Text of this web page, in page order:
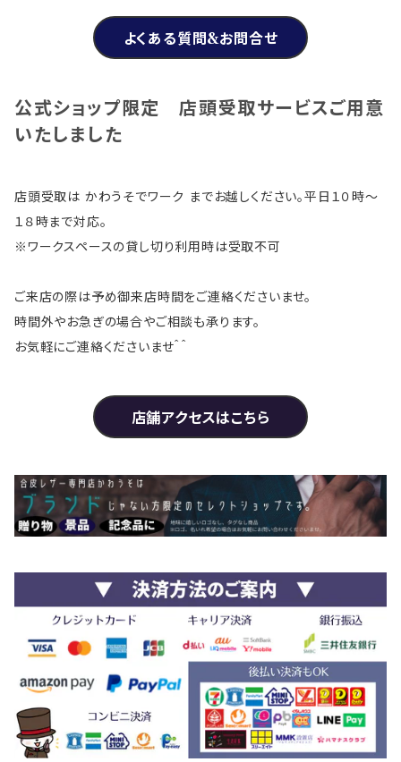
よくある質問&お問合せ
公式ショップ限定 店頭受取サービスご用意
いたしました
店頭受取は かわうそでワーク までお越しください。平日１０時～
１８時まで対応。
※ワークスペースの貸し切り利用時は受取不可
ご来店の際は予め御来店時間をご連絡くださいませ。
時間外やお急ぎの場合やご相談も承ります。
お気軽にご連絡くださいませ＾＾
店舗アクセスはこちら